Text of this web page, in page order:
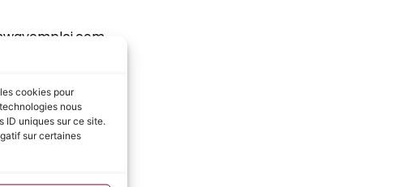
cookies pour
nous
ID uniques sur ce site.
sur certaines